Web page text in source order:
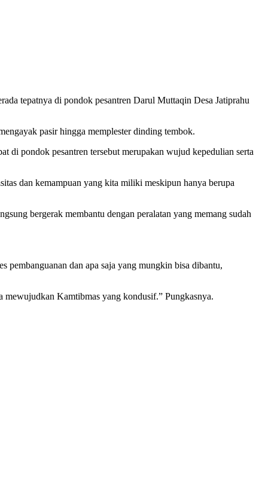
tepatnya di pondok pesantren Darul Muttaqin Desa Jatiprahu
pasir hingga memplester dinding tembok.
pondok pesantren tersebut merupakan wujud kepedulian serta
dan kemampuan yang kita miliki meskipun hanya berupa
bergerak membantu dengan peralatan yang memang sudah
pembanguanan dan apa saja yang mungkin bisa dibantu,
mewujudkan Kamtibmas yang kondusif.” Pungkasnya.